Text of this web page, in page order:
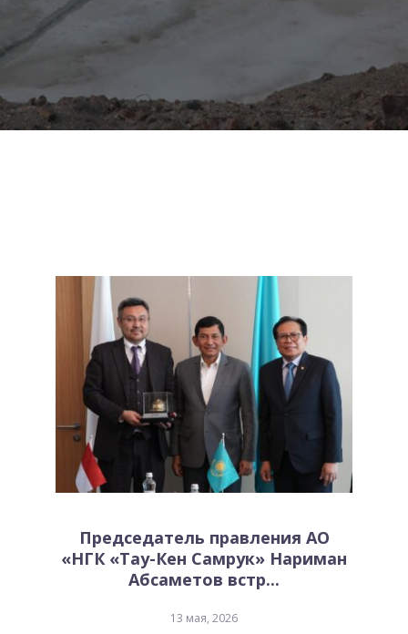
Председатель правления АО
«НГК «Тау-Кен Самрук» Нариман
Абсаметов встр...
13 мая, 2026